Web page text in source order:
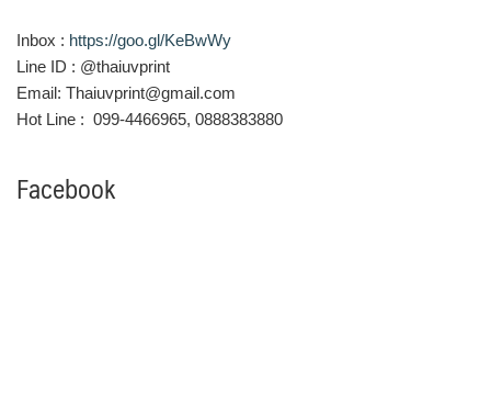
Inbox : https://goo.gl/KeBwWy
Line ID : @thaiuvprint
Email: Thaiuvprint@gmail.com
Hot Line : 099-4466965, 0888383880
Facebook